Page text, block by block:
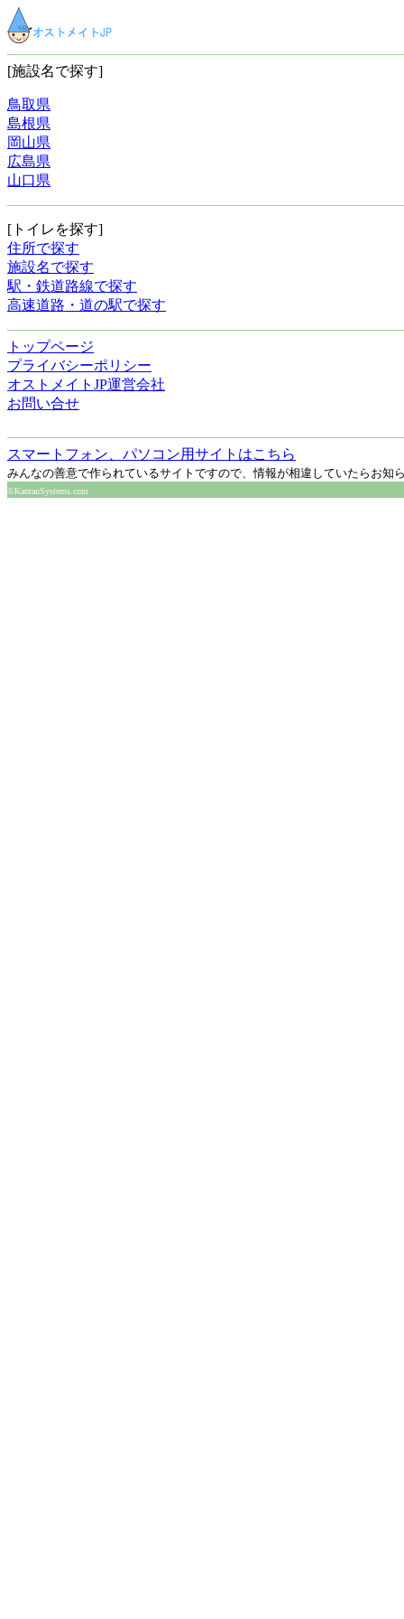
[施設名で探す]
鳥取県
島根県
岡山県
広島県
山口県
[トイレを探す]
住所で探す
施設名で探す
駅・鉄道路線で探す
高速道路・道の駅で探す
トップページ
プライバシーポリシー
オストメイトJP運営会社
お問い合せ
スマートフォン、パソコン用サイトはこちら
みんなの善意で作られているサイトですので、情報が相違していたらお知
©KantanSystems.com